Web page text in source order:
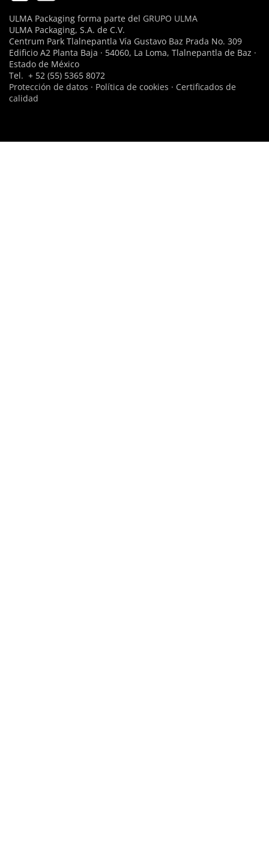
ULMA Packaging forma parte del GRUPO ULMA
ULMA Packaging, S.A. de C.V.
Centrum Park Tlalnepantla Vía Gustavo Baz Prada No. 309
Edificio A2 Planta Baja · 54060, La Loma, Tlalnepantla de Baz ·
Estado de México
Tel. + 52 (55) 5365 8072
Protección de datos · Política de cookies · Certificados de
calidad